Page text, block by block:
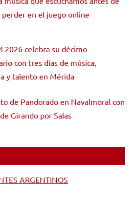
perder en el juego online
2026 celebra su décimo
con tres días de música,
y talento en Mérida
de Pandorado en Navalmoral con
Girando por Salas
ARGENTINOS